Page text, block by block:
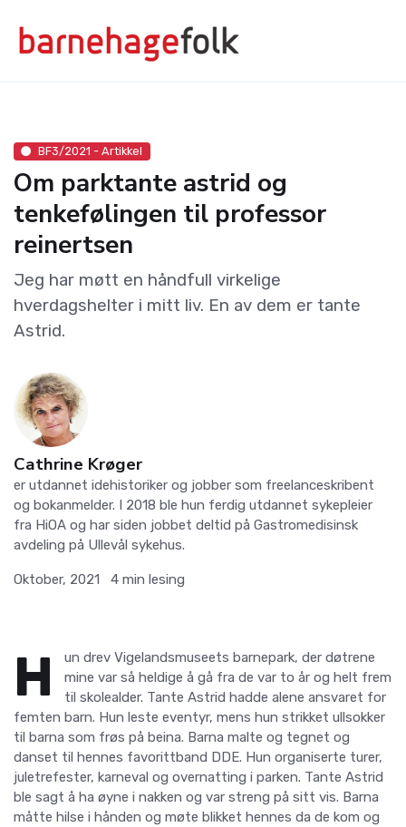
BF3/2021 - Artikkel
Om parktante astrid og
tenkefølingen til professor
reinertsen
Jeg har møtt en håndfull virkelige
hverdagshelter i mitt liv. En av dem er tante
Astrid.
Cathrine Krøger
er utdannet idehistoriker og jobber som freelanceskribent
og bokanmelder. I 2018 ble hun ferdig utdannet sykepleier
fra HiOA og har siden jobbet deltid på Gastromedisinsk
avdeling på Ullevål sykehus.
Oktober, 2021 4 min lesing
H
un drev Vigelandsmuseets barnepark, der døtrene
mine var så heldige å gå fra de var to år og helt frem
til skolealder. Tante Astrid hadde alene ansvaret for
femten barn. Hun leste eventyr, mens hun strikket ullsokker
til barna som frøs på beina. Barna malte og tegnet og
danset til hennes favorittband DDE. Hun organiserte turer,
juletrefester, karneval og overnatting i parken. Tante Astrid
ble sagt å ha øyne i nakken og var streng på sitt vis. Barna
måtte hilse i hånden og møte blikket hennes da de kom og